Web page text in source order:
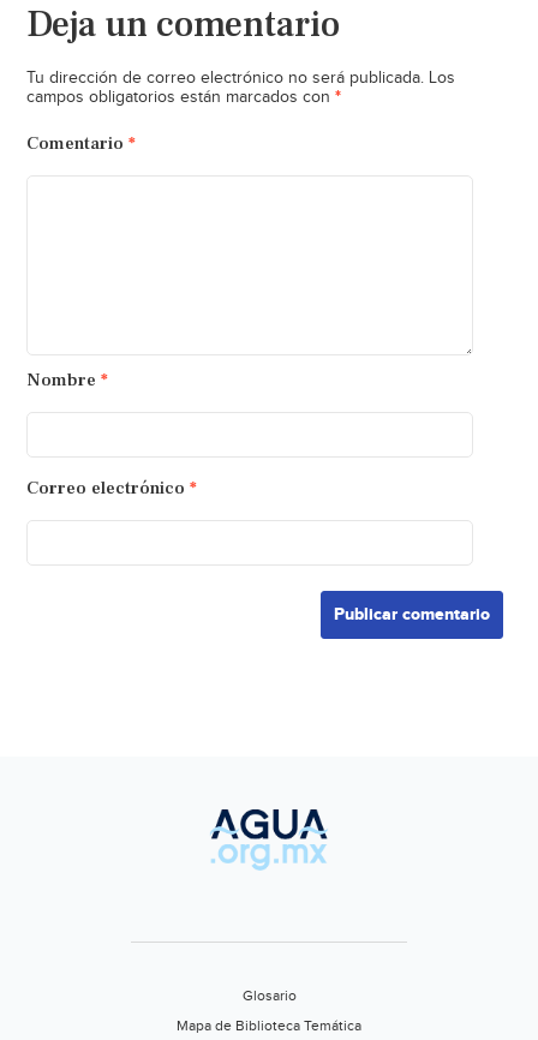
Deja un comentario
Tu dirección de correo electrónico no será publicada. Los
campos obligatorios están marcados con *
Comentario *
Nombre *
Correo electrónico *
Glosario
Mapa de Biblioteca Temática